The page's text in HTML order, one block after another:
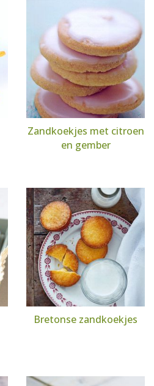
Zandkoekjes met citroen
en gember
Bretonse zandkoekjes